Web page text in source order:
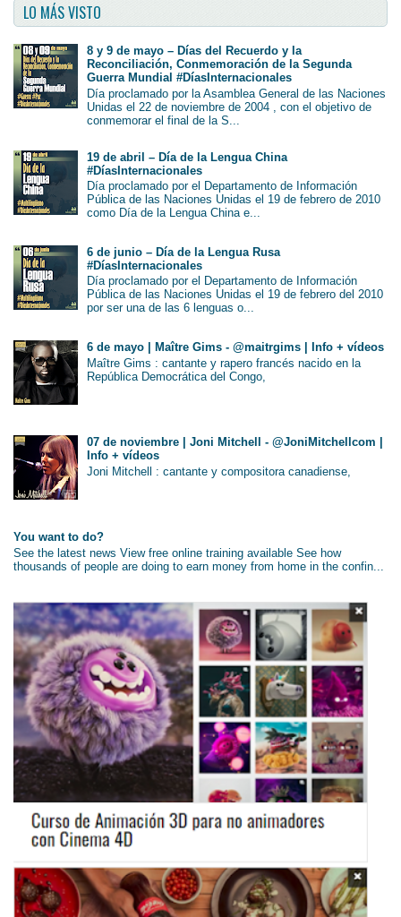
LO MÁS VISTO
8 y 9 de mayo – Días del Recuerdo y la
Reconciliación, Conmemoración de la Segunda
Guerra Mundial #DíasInternacionales
Día proclamado por la Asamblea General de las Naciones
Unidas el 22 de noviembre de 2004 , con el objetivo de
conmemorar el final de la S...
19 de abril – Día de la Lengua China
#DíasInternacionales
Día proclamado por el Departamento de Información
Pública de las Naciones Unidas el 19 de febrero de 2010
como Día de la Lengua China e...
6 de junio – Día de la Lengua Rusa
#DíasInternacionales
Día proclamado por el Departamento de Información
Pública de las Naciones Unidas el 19 de febrero del 2010
por ser una de las 6 lenguas o...
6 de mayo | Maître Gims - @maitrgims | Info + vídeos
Maître Gims : cantante y rapero francés nacido en la
República Democrática del Congo,
07 de noviembre | Joni Mitchell - @JoniMitchellcom |
Info + vídeos
Joni Mitchell : cantante y compositora canadiense,
You want to do?
See the latest news View free online training available See how
thousands of people are doing to earn money from home in the confin...